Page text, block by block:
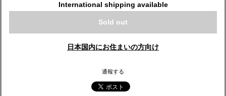
International shipping available
Sold out
日本国内にお住まいの方向け
通報する